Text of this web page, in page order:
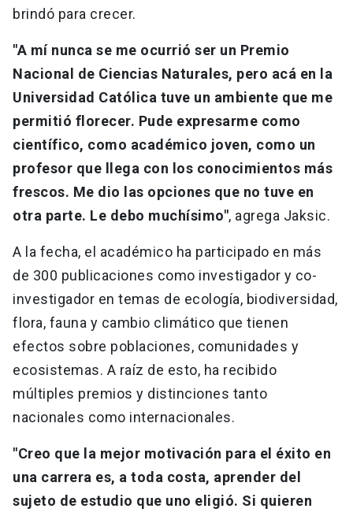
brindó para crecer.
"A mí nunca se me ocurrió ser un Premio
Nacional de Ciencias Naturales, pero acá en la
Universidad Católica tuve un ambiente que me
permitió florecer. Pude expresarme como
científico, como académico joven, como un
profesor que llega con los conocimientos más
frescos. Me dio las opciones que no tuve en
otra parte. Le debo muchísimo", agrega Jaksic.
A la fecha, el académico ha participado en más
de 300 publicaciones como investigador y co-
investigador en temas de ecología, biodiversidad,
flora, fauna y cambio climático que tienen
efectos sobre poblaciones, comunidades y
ecosistemas. A raíz de esto, ha recibido
múltiples premios y distinciones tanto
nacionales como internacionales.
"Creo que la mejor motivación para el éxito en
una carrera es, a toda costa, aprender del
sujeto de estudio que uno eligió. Si quieren